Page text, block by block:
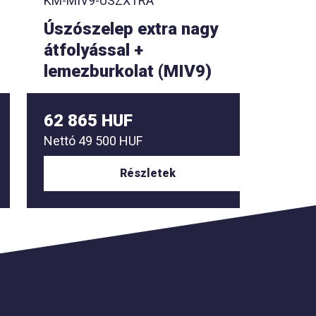
Úszószelep extra nagy
átfolyással +
lemezburkolat (MIV9)
62 865 HUF
Nettó49 500 HUF
Részletek